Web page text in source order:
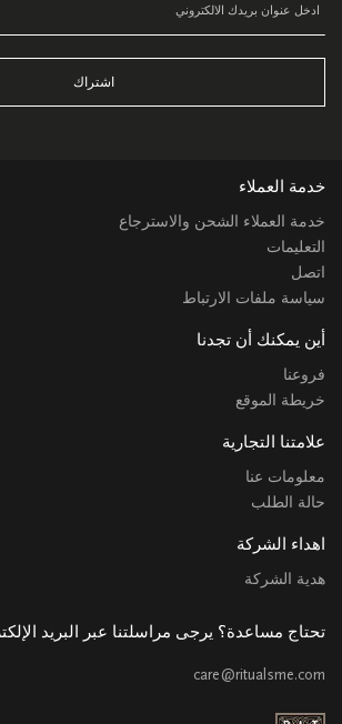
اشتراك
خدمة العملاء
خدمة العملاء الشحن والاسترجاع
التعليمات
اتصل
سياسة ملفات الارتباط
أين يمكنك أن تجدنا
فروعنا
خريطة الموقع
علامتنا التجارية
معلومات عنا
حالة الطلب
اهداء الشركة
هدية الشركة
تحتاج مساعدة؟ يرجى مراسلتنا عبر البريد
care@ritualsme.com